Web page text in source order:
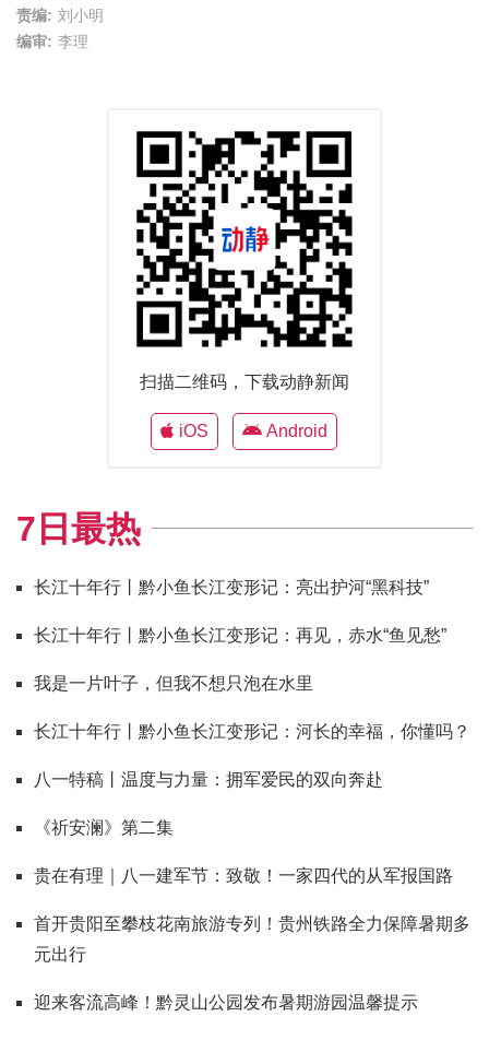
责编: 刘小明
编审: 李理
扫描二维码，下载动静新闻
iOS Android
7日最热
长江十年行丨黔小鱼长江变形记：亮出护河“黑科技”
长江十年行丨黔小鱼长江变形记：再见，赤水“鱼见愁”
我是一片叶子，但我不想只泡在水里
长江十年行丨黔小鱼长江变形记：河长的幸福，你懂吗？
八一特稿丨温度与力量：拥军爱民的双向奔赴
《祈安澜》第二集
贵在有理｜八一建军节：致敬！一家四代的从军报国路
首开贵阳至攀枝花南旅游专列！贵州铁路全力保障暑期多
元出行
迎来客流高峰！黔灵山公园发布暑期游园温馨提示